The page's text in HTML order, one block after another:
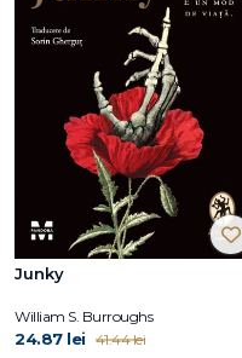
Junky
William S. Burroughs
24.87 lei 41.44 lei